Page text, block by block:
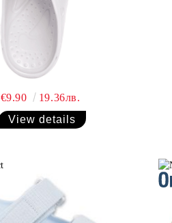
€9.90
19.36лв.
View details